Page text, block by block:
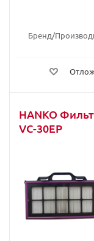
Бренд/
HANKO
VC-30EP